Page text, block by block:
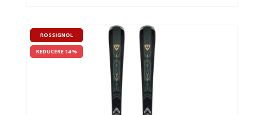
ROSSIGNOL
REDUCERE 14 %